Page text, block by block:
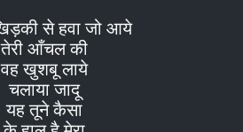
से हवा जो आये
तेरी आँचल की
वह खुशबू लाये
चलाया जादू
यह तूने कैसा